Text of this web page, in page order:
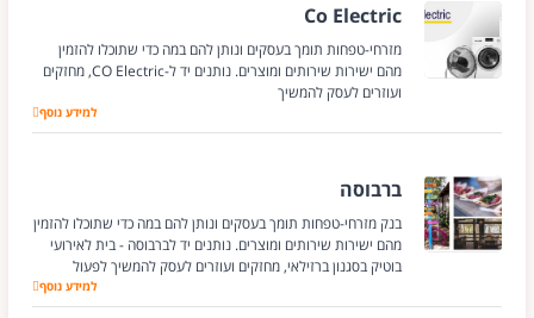
Co Electric
מזרחי-טפחות תומך בעסקים ונותן להם במה כדי שתוכלו להזמין
מהם ישירות שירותים ומוצרים. נותנים יד ל-CO Electric, מחזקים
ועוזרים לעסק להמשיך
Co Electric
למידע נוסף
ברבוסה
בנק מזרחי-טפחות תומך בעסקים ונותן להם במה כדי שתוכלו להזמין
מהם ישירות שירותים ומוצרים. נותנים יד לברבוסה - בית לאירועי
בוטיק בסגנון ברזילאי, מחזקים ועוזרים לעסק להמשיך לפעול
ברבוסה
למידע נוסף